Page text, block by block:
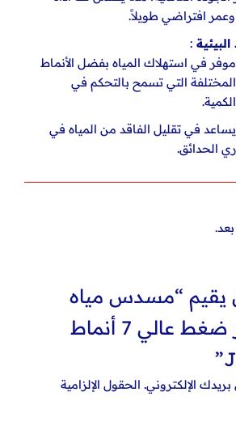
وعمر افتراضي طويلاً.
البيئية :
موفر في استهلاك المياه بفضل الأنماط
المختلفة التي تسمح بالتحكم في
الكمية.
يساعد في تقليل الفاقد من المياه في
ري الحدائق.
يقيم “مسدس مياه
من جاديفر ضغط عالي 7 أنماط
الإلكتروني. الحقول الإلزامية